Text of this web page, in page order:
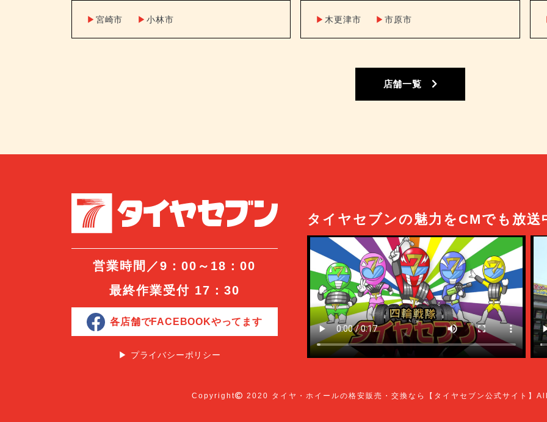
▶︎ 宮崎市 ▶︎小林市 ▶︎ 木更津市 ▶︎市原市
店舗一覧
営業時間／9：00～18：00
最終作業受付 17：30
各店舗でFACEBOOKやってます
▶︎ プライバシーポリシー
タイヤセブンの魅力をCMでも放送
Copyright 2020 タイヤ・ホイールの格安販売・交換なら【タイヤセブン公式サイト】